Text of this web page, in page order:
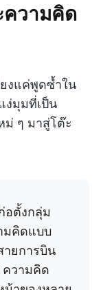
ความคิด
งแค่พูดซ้ำใน
ง่มุมที่เป็น
ๆ มาสู่โต๊ะ
อตั้งกลุ่ม
มคิดแบบ
ายการบิน
ความคิด